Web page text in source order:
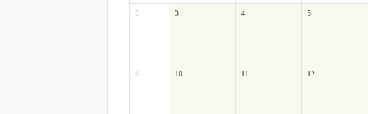
2 3 4 5
9 10 11 12